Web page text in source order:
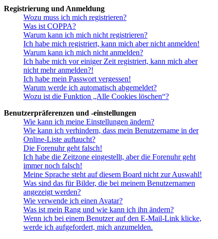
Registrierung und Anmeldung
Wozu muss ich mich registrieren?
Was ist COPPA?
Warum kann ich mich nicht registrieren?
Ich habe mich registriert, kann mich aber nicht anmelden!
Warum kann ich mich nicht anmelden?
Ich habe mich vor einiger Zeit registriert, kann mich aber
nicht mehr anmelden?!
Ich habe mein Passwort vergessen!
Warum werde ich automatisch abgemeldet?
Wozu ist die Funktion „Alle Cookies löschen“?
Benutzerpräferenzen und -einstellungen
Wie kann ich meine Einstellungen ändern?
Wie kann ich verhindern, dass mein Benutzername in der
Online-Liste auftaucht?
Die Forenuhr geht falsch!
Ich habe die Zeitzone eingestellt, aber die Forenuhr geht
immer noch falsch!
Meine Sprache steht auf diesem Board nicht zur Auswahl!
Was sind das für Bilder, die bei meinem Benutzernamen
angezeigt werden?
Wie verwende ich einen Avatar?
Was ist mein Rang und wie kann ich ihn ändern?
Wenn ich bei einem Benutzer auf den E-Mail-Link klicke,
werde ich aufgefordert, mich anzumelden.